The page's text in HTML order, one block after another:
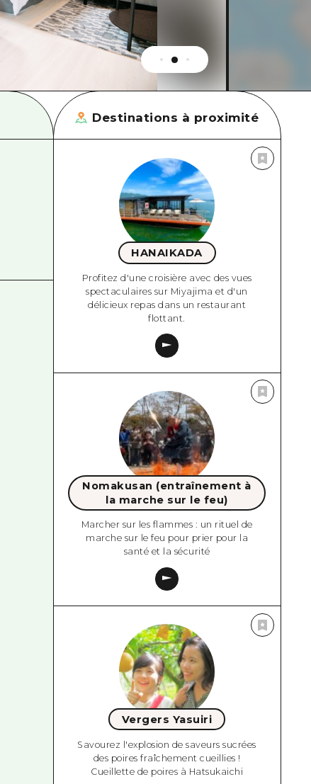
Destinations à proximité
HANAIKADA
Profitez d'une croisière avec des vues
spectaculaires sur Miyajima et d'un
délicieux repas dans un restaurant
flottant.
Nomakusan (entraînement à
la marche sur le feu)
Marcher sur les flammes : un rituel de
marche sur le feu pour prier pour la
santé et la sécurité
Vergers Yasuiri
Savourez l'explosion de saveurs sucrées
des poires fraîchement cueillies !
Cueillette de poires à Hatsukaichi